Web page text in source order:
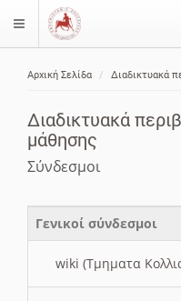
$langMenu
Αρχική Σελίδα Διαδικτυακά
Διαδικτυακά
μάθησης
Σύνδεσμοι
Γενικοί σύνδεσμοι
wiki (Τμηματα